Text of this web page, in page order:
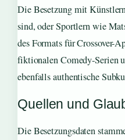
Die Besetzung mit
sind, oder Sportlern wie
des Formats für Crossover-
fiktionalen Comedy-Serien
ebenfalls authentische
Quellen und
Die Besetzungsdaten